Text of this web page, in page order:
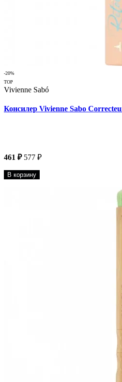
-20%
TOP
Vivienne Sabó
Консилер Vivienne Sabo
461 ₽ 577 ₽
В корзину